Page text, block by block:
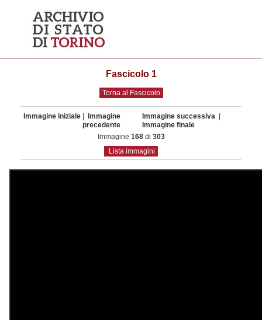
Fascicolo 1
Torna al Fascicolo
Immagine iniziale
Immagine
precedente
Immagine successiva
Immagine finale
Immagine 168di 303
Lista immagini